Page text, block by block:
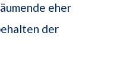
eher
der